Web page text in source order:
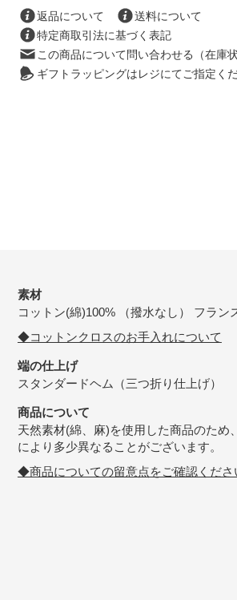
返品について
送料について
特定商取引法に基づく表記
この商品について問い合わせる（在庫
ギフトラッピングはレジにてご指定く
素材
コットン(綿)100% （撥水なし） フラン
◆コットンクロスのお手入れについて
端の仕上げ
スタンダードヘム（三つ折り仕上げ）
商品について
天然素材(綿、麻)を使用した商品のため
により多少異なることがございます。
◆商品についての留意点をご確認くださ